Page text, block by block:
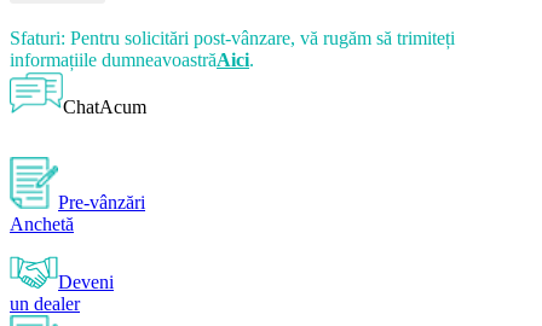
Sfaturi: Pentru solicitări post-vânzare, vă rugăm să trimiteți
informațiile dumneavoastrăAici.
ChatAcum
Pre-vânzări
Anchetă
Deveni
un dealer